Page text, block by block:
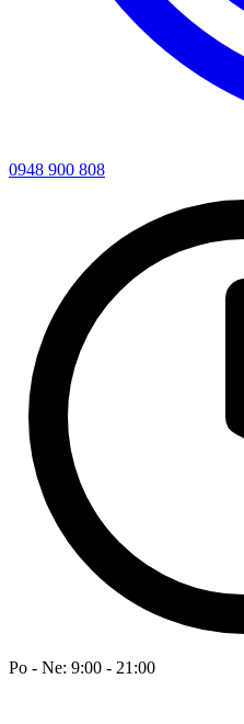
0948 900 808
Po - Ne: 9:00 - 21:00